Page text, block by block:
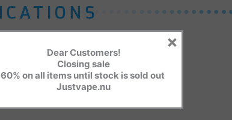
Dear Customers!
Closing sale
60% on all items until stock is sold out
Justvape.nu
×